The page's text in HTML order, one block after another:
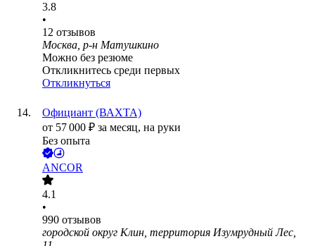
3.8
•
12 отзывов
Москва, р-н Матушкино
Можно без резюме
Откликнитесь среди первых
Откликнуться
Официант (ВАХТА)
от 57 000 ₽ за месяц, на руки
Без опыта
ANCOR
4.1
•
990 отзывов
городской округ Клин, территория Изумрудный Лес,